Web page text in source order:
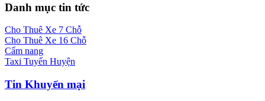
Danh mục tin tức
Cho Thuê Xe 7 Chỗ
Cho Thuê Xe 16 Chỗ
Cẩm nang
Taxi Tuyến Huyện
Tin Khuyến mại